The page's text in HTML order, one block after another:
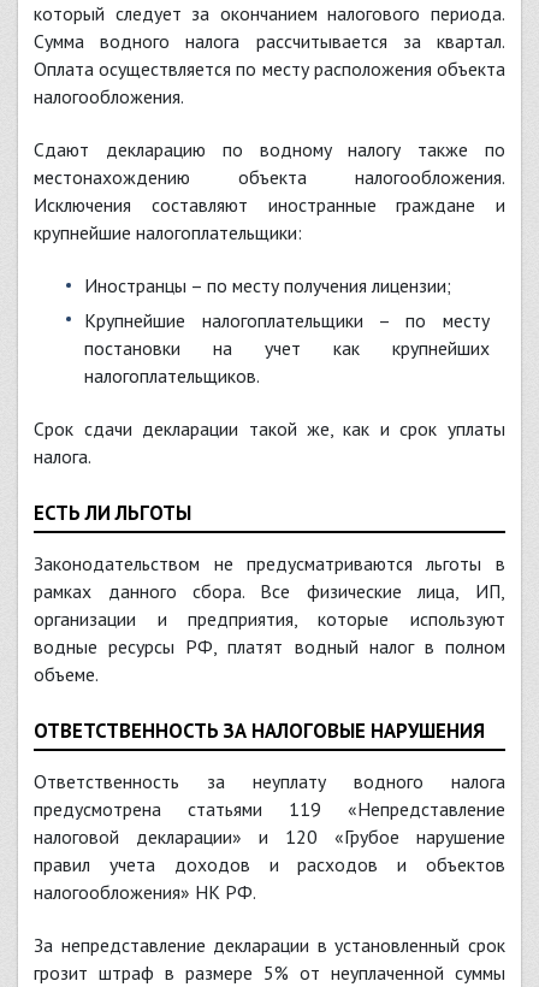
который следует за окончанием налогового периода.
Сумма водного налога рассчитывается за квартал.
Оплата осуществляется по месту расположения объекта
налогообложения.
Сдают декларацию по водному налогу также по
местонахождению объекта налогообложения.
Исключения составляют иностранные граждане и
крупнейшие налогоплательщики:
иностранцы – по месту получения лицензии;
крупнейшие налогоплательщики – по месту
постановки на учет как крупнейших
налогоплательщиков.
Срок сдачи декларации такой же, как и срок уплаты
налога.
ЕСТЬ ЛИ ЛЬГОТЫ
Законодательством не предусматриваются льготы в
рамках данного сбора. Все физические лица, ИП,
организации и предприятия, которые используют
водные ресурсы РФ, платят водный налог в полном
объеме.
ОТВЕТСТВЕННОСТЬ ЗА НАЛОГОВЫЕ НАРУШЕНИЯ
Ответственность за неуплату водного налога
предусмотрена статьями 119 «Непредставление
налоговой декларации» и 120 «Грубое нарушение
правил учета доходов и расходов и объектов
налогообложения» НК РФ.
За непредставление декларации в установленный срок
грозит штраф в размере 5% от неуплаченной суммы